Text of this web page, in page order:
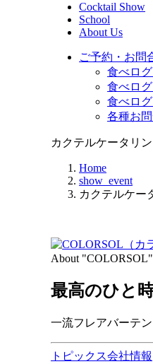
Cocktail Show
School
About Us
ご予約・お問
食べロ
食べロ
食べロ
各種お
カクテルケータリ
Home
show_event
カクテルケー
About "COLORSOL"
最高のひと時
一流フレアバーテ
トピックス会社情報